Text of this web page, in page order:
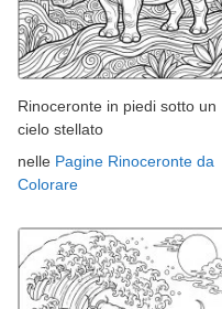
Rinoceronte in piedi sotto un
cielo stellato
nelle Pagine Rinoceronte da
Colorare